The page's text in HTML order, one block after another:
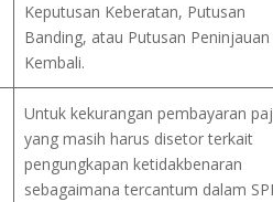
Keputusan Keberatan, Putusan
Banding, atau Putusan Peninjauan
Kembali.
Untuk kekurangan pembayaran
yang masih harus disetor terkait
pengungkapan ketidakbenaran
sebagaimana tercantum dalam